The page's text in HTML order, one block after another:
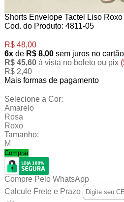
Shorts Envelope Tactel Liso Roxo
Cod. do Produto: 4811-05
R$ 48,00
6xde R$ 8,00 sem juros no
R$ 45,60 à vista no boleto ou pix
R$ 2,40
Mais formas de pagamento
Selecione a Cor:
Amarelo
Rosa
Roxo
Tamanho:
M
Comprar
Compre Pelo WhatsApp
Calcule Frete e Prazo